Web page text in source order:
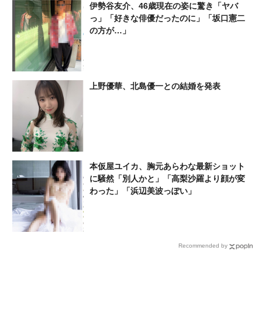
伊勢谷友介、46歳現在の姿に驚き「ヤバ
っ」「好きな俳優だったのに」「坂口憲二
の方が…」
上野優華、北島優一との結婚を発表
本仮屋ユイカ、胸元あらわな最新ショット
に騒然「別人かと」「高梨沙羅より顔が変
わった」「浜辺美波っぽい」
Recommended by